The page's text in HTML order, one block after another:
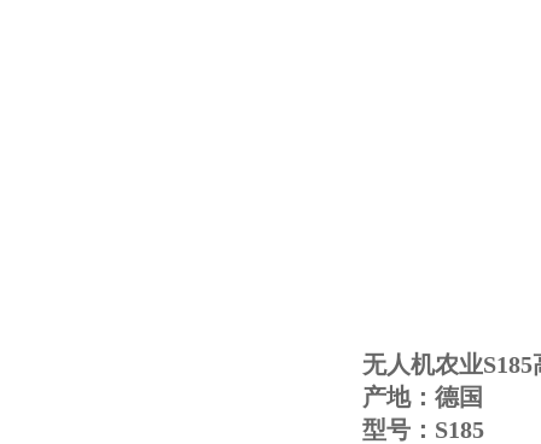
无人机农业
产地：德国
型号：S185